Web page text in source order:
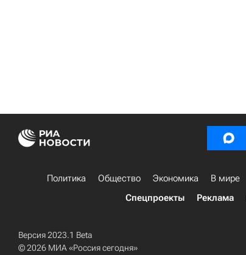
Политика Общество Экономика В мире
Спецпроекты
Реклама
Версия 2023.1 Beta
© 2026 МИА «Россия сегодня»